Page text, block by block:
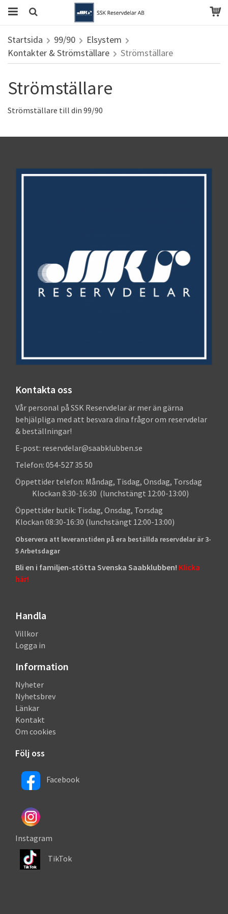
Startsida 99/90
Elsystem
Kontakter & Strömställare
Strömställare
Strömställare
Strömställare till din 99/90
Kontakta oss
Vår personal på SSK Reservdelar är mer än gärna
behjälpliga med att besvara dina frågor om reservdelar
& beställningar!
E-post: reservdelar@saabklubben.se
Telefon: 054-527 35 50
Öppettider telefon: Måndag, Tisdag, Onsdag, Torsdag
Klockan 8:30-16:30 (lunchstängt 12:00-13:00)
Öppettider butik: Tisdag, Onsdag, Torsdag
Klockan 08:30-16:30 (lunchstängt 12:00-13:00)
Observera att leveranstiden på era beställda reservdelar är 3-
5 Arbetsdagar
Bli en i familjen-stötta Svenska Saabklubben! Klicka
här!
Handla
Villkor
Logga in
Information
Nyheter
Nyhetsbrev
Länkar
Kontakt
Om cookies
Följ oss
Facebook
Instagram
TikTok